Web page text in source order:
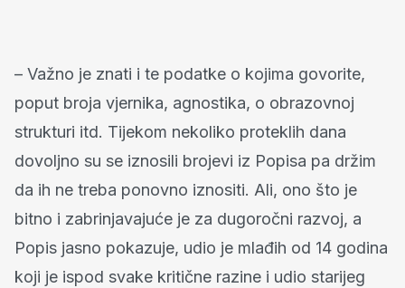
– Važno je znati i te podatke o kojima govorite,
poput broja vjernika, agnostika, o obrazovnoj
strukturi itd. Tijekom nekoliko proteklih dana
dovoljno su se iznosili brojevi iz Popisa pa držim
da ih ne treba ponovno iznositi. Ali, ono što je
bitno i zabrinjavajuće je za dugoročni razvoj, a
Popis jasno pokazuje, udio je mlađih od 14 godina
koji je ispod svake kritične razine i udio starijeg